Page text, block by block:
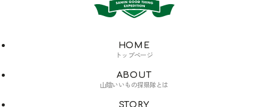
HOME
トップページ
ABOUT
山陰いいもの探県隊とは
STORY